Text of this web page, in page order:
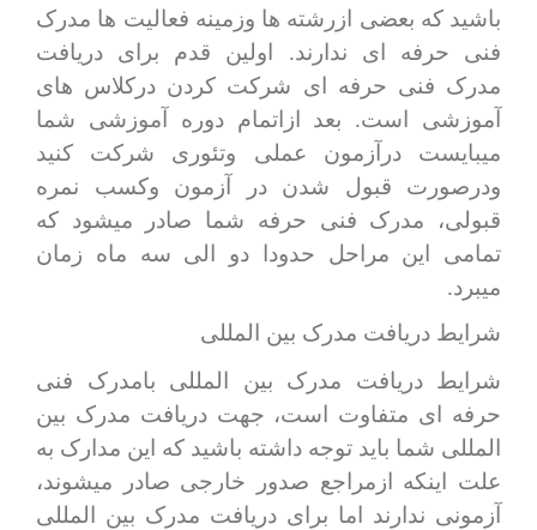
باشید که بعضی ازرشته ها وزمینه فعالیت ها مدرک
فنی حرفه ای ندارند. اولین قدم برای دریافت
مدرک فنی حرفه ای شرکت کردن درکلاس های
آموزشی است. بعد ازاتمام دوره آموزشی شما
میبایست درآزمون عملی وتئوری شرکت کنید
ودرصورت قبول شدن در آزمون وکسب نمره
قبولی، مدرک فنی حرفه شما صادر میشود که
تمامی این مراحل حدودا دو الی سه ماه زمان
میبرد.
شرایط دریافت مدرک بین المللی
شرایط دریافت مدرک بین المللی بامدرک فنی
حرفه ای متفاوت است، جهت دریافت مدرک بین
المللی شما باید توجه داشته باشید که این مدارک به
علت اینکه ازمراجع صدور خارجی صادر میشوند،
آزمونی ندارند اما برای دریافت مدرک بین المللی